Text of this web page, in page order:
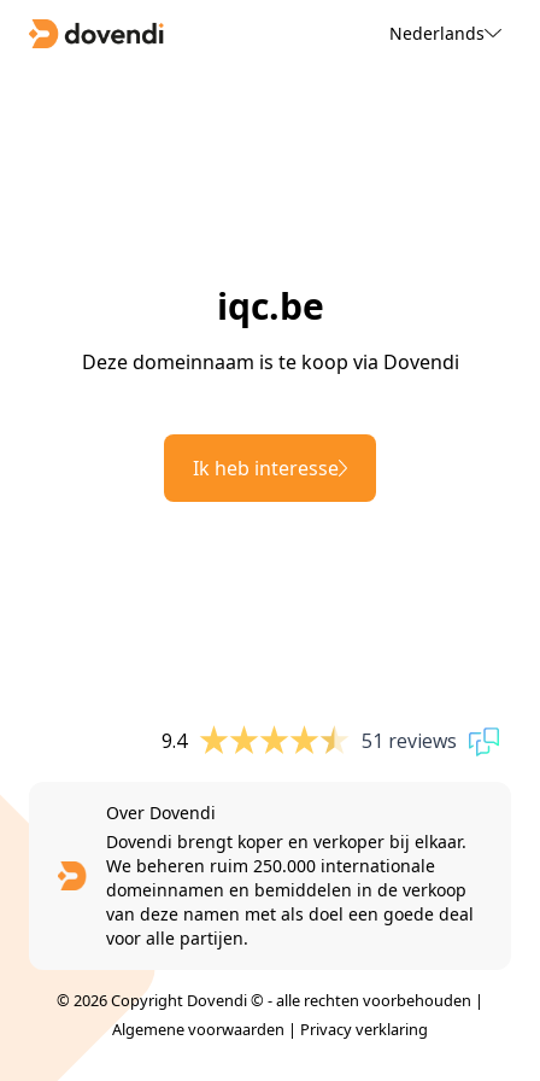
Nederlands
iqc.be
Deze domeinnaam is te koop via Dovendi
Ik heb interesse
9.4 51 reviews
Over Dovendi
Dovendi brengt koper en verkoper bij elkaar.
We beheren ruim 250.000 internationale
domeinnamen en bemiddelen in de verkoop
van deze namen met als doel een goede deal
voor alle partijen.
© 2026 Copyright Dovendi © - alle rechten voorbehouden |
Algemene voorwaarden | Privacy verklaring